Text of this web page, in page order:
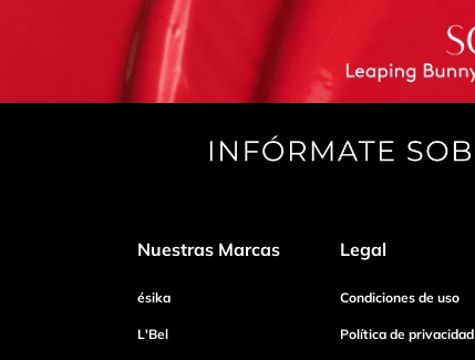
Título
Nuestras Marcas
ésika
L'Bel
Legal
Condiciones de uso
Política de privacidad